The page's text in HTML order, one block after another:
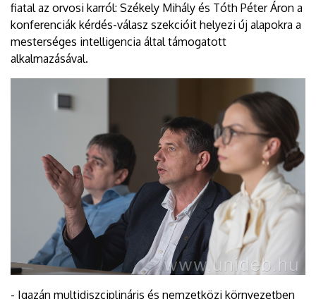
fiatal az orvosi karról: Székely Mihály és Tóth Péter Áron a
konferenciák kérdés-válasz szekcióit helyezi új alapokra a
mesterséges intelligencia által támogatott
alkalmazásával.
- Igazán multidiszciplináris és nemzetközi környezetben